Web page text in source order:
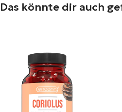
Das könnte dir auch